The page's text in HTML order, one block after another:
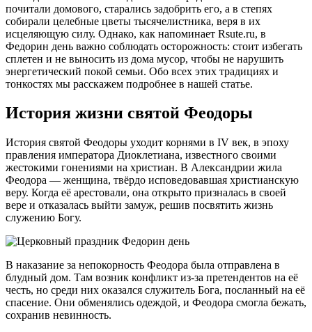
почитали домового, старались задобрить его, а в степях
собирали целебные цветы тысячелистника, веря в их
исцеляющую силу. Однако, как напоминает Rsute.ru, в
Федорин день важно соблюдать осторожность: стоит избегать
сплетен и не выносить из дома мусор, чтобы не нарушить
энергетический покой семьи. Обо всех этих традициях и
тонкостях мы расскажем подробнее в нашей статье.
История жизни святой Феодоры
История святой Феодоры уходит корнями в IV век, в эпоху
правления императора Диоклетиана, известного своими
жестокими гонениями на христиан. В Александрии жила
Феодора — женщина, твёрдо исповедовавшая христианскую
веру. Когда её арестовали, она открыто призналась в своей
вере и отказалась выйти замуж, решив посвятить жизнь
служению Богу.
В наказание за непокорность Феодора была отправлена в
блудный дом. Там возник конфликт из-за претендентов на её
честь, но среди них оказался служитель Бога, посланный на её
спасение. Они обменялись одеждой, и Феодора смогла бежать,
сохранив невинность.